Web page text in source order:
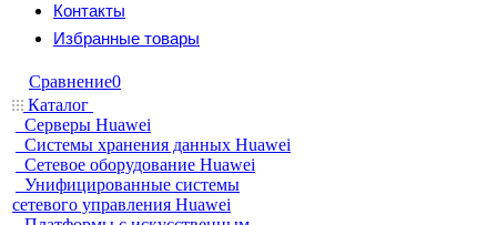
Контакты
Избранные товары
Сравнение0
Каталог
Серверы Huawei
Системы хранения данных Huawei
Сетевое оборудование Huawei
Унифицированные системы
сетевого управления Huawei